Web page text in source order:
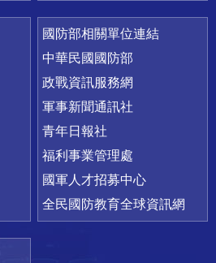
國防部相關單位連結
中華民國國防部
政戰資訊服務網
軍事新聞通訊社
青年日報社
福利事業管理處
國軍人才招募中心
全民國防教育全球資訊網